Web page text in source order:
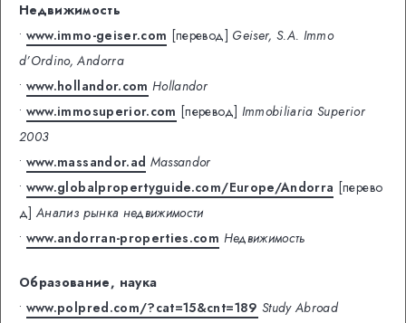
Недвижимость
• www.immo-geiser.com [перевод] Geiser, S.A. Immo
d’Ordino, Andorra
• www.hollandor.com Hollandor
• www.immosuperior.com [перевод] Immobiliаria Superior
2003
• www.massandor.ad Massandor
• www.globalpropertyguide.com/Europe/Andorra [перево
д] Анализ рынка недвижимости
• www.andorran-properties.com Недвижимость
Образование, наука
• www.polpred.com/?cat=15&cnt=189 Study Abroad